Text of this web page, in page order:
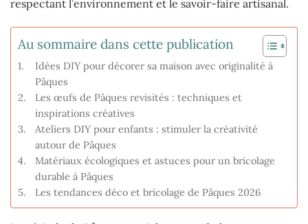
respectant l’environnement et le savoir-faire artisanal.
Au sommaire dans cette publication
Idées DIY pour décorer sa maison avec originalité à
Pâques
Les œufs de Pâques revisités : techniques et
inspirations créatives
Ateliers DIY pour enfants : stimuler la créativité
autour de Pâques
Matériaux écologiques et astuces pour un bricolage
durable à Pâques
Les tendances déco et bricolage de Pâques 2026